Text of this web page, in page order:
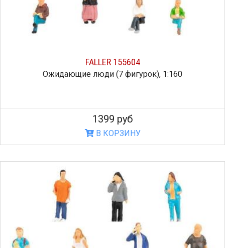
FALLER 155604
Ожидающие люди (7 фигурок), 1:160
1399 руб
В КОРЗИНУ